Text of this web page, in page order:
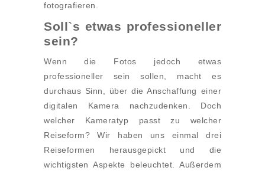
fotografieren.
Soll`s etwas professioneller
sein?
Wenn die Fotos jedoch etwas
professioneller sein sollen, macht es
durchaus Sinn, über die Anschaffung einer
digitalen Kamera nachzudenken. Doch
welcher Kameratyp passt zu welcher
Reiseform? Wir haben uns einmal drei
Reiseformen herausgepickt und die
wichtigsten Aspekte beleuchtet. Außerdem